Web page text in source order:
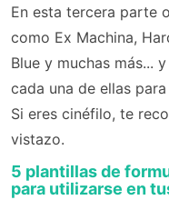
En esta tercera parte
como Ex Machina,
Blue y muchas más...
cada una de ellas
Si eres cinéfilo, te
vistazo.
5 plantillas de
para utilizarse en